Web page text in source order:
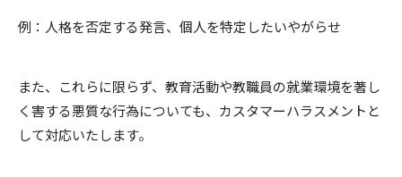
例：人格を否定する発言、個人を特定したいやがらせ
また、これらに限らず、教育活動や教職員の就業環境を著し
く害する悪質な行為についても、カスタマーハラスメントと
して対応いたします。